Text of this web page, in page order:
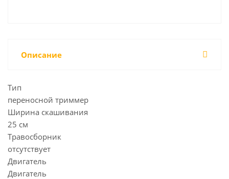
Описание
Тип
переносной триммер
Ширина скашивания
25 см
Травосборник
отсутствует
Двигатель
Двигатель